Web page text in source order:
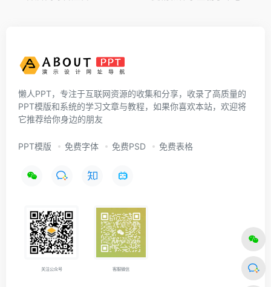
懒人PPT，专注于互联网资源的收集和分享，收录了高质量的
PPT模版和系统的学习文章与教程，如果你喜欢本站，欢迎将
它推荐给你身边的朋友
PPT模版 免费字体 免费PSD 免费表格
关注公众号 客服微信